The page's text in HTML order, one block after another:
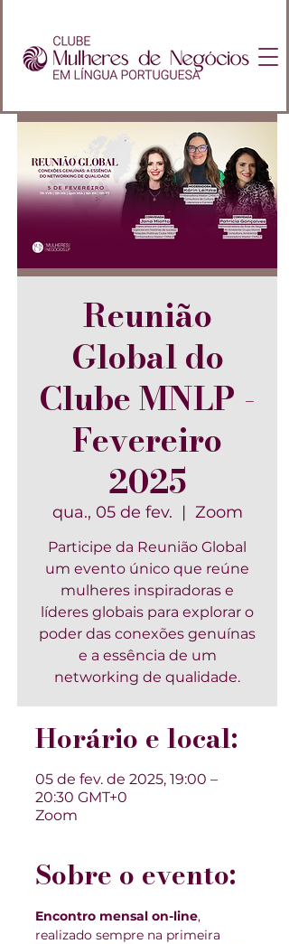
Reunião
Global do
Clube MNLP -
Fevereiro
2025
qua., 05 de fev.
  |
Zoom
Participe da Reunião Global
um evento único que reúne
mulheres inspiradoras e
líderes globais para explorar o
poder das conexões genuínas
e a essência de um
networking de qualidade.
Horário e local:
05 de fev. de 2025, 19:00 –
20:30 GMT+0
Zoom
Sobre o evento:
Encontro mensal on-line,
realizado sempre na primeira